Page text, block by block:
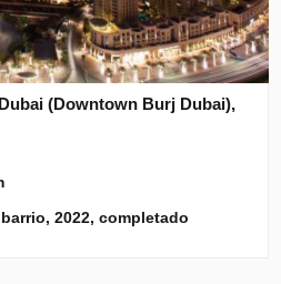
(Downtown Burj Dubai),
barrio, 2022, completado